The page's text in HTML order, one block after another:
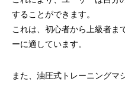
することができます。
これは、初心者から上級者ま
ーに適しています。
また、油圧式トレーニングマ